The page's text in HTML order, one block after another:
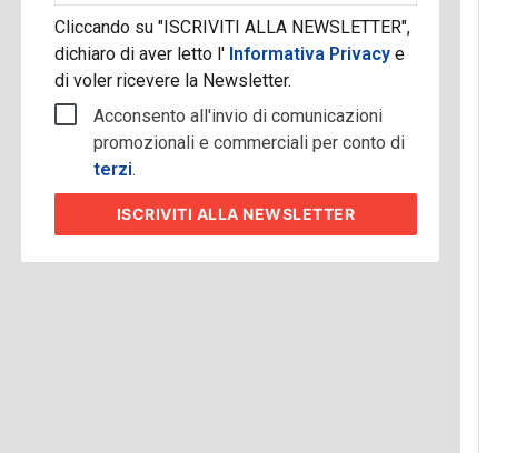
Cliccando su "ISCRIVITI ALLA NEWSLETTER",
dichiaro di aver letto l'Informativa Privacy e
di voler ricevere la Newsletter.
Acconsento all'invio di comunicazioni
promozionali e commerciali per conto di
terzi.
ISCRIVITI ALLA NEWSLETTER